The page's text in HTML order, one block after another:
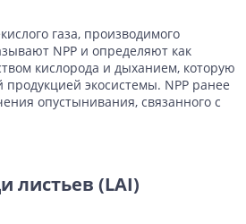
газа, производимого
NPP и определяют как
кислорода и дыханием, которую
экосистемы. NPP ранее
опустынивания, связанного с
листьев (LAI)